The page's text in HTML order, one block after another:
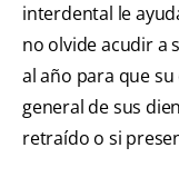
interdental le
no olvide acudir a
al año para que
general de sus
retraído o si